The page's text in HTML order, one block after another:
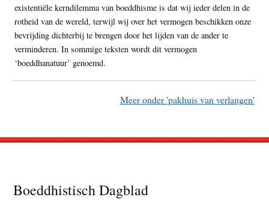
existentiële kerndilemma van boeddhisme is dat wij ieder delen in de
rotheid van de wereld, terwijl wij over het vermogen beschikken onze
bevrijding dichterbij te brengen door het lijden van de ander te
verminderen. In sommige teksten wordt dit vermogen
‘boeddhanatuur’ genoemd.
Meer onder 'pakhuis van verlangen'
Footer
Boeddhistisch Dagblad